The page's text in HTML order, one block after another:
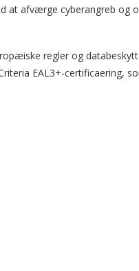
at afværge cyberangreb og
regler og
EAL3+-certificaering,